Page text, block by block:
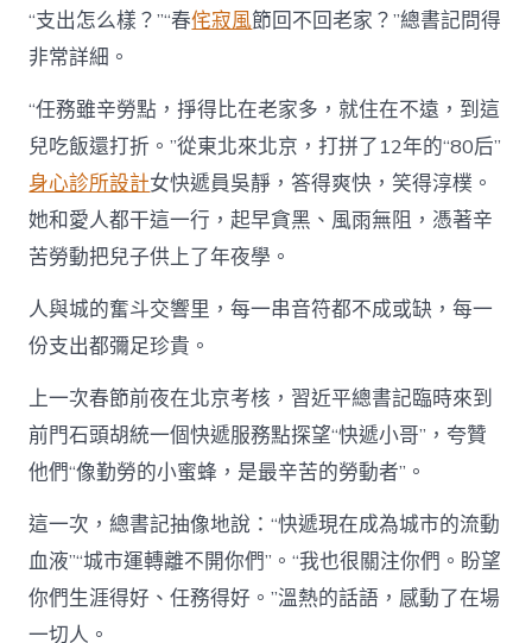
“支出怎么樣？”“春侘寂風節回不回老家？”總書記問得
非常詳細。
“任務雖辛勞點，掙得比在老家多，就住在不遠，到這
兒吃飯還打折。”從東北來北京，打拼了12年的“80后”
身心診所設計女快遞員吳靜，答得爽快，笑得淳樸。
她和愛人都干這一行，起早貪黑、風雨無阻，憑著辛
苦勞動把兒子供上了年夜學。
人與城的奮斗交響里，每一串音符都不成或缺，每一
份支出都彌足珍貴。
上一次春節前夜在北京考核，習近平總書記臨時來到
前門石頭胡統一個快遞服務點探望“快遞小哥”，夸贊
他們“像勤勞的小蜜蜂，是最辛苦的勞動者”。
這一次，總書記抽像地說：“快遞現在成為城市的流動
血液”“城市運轉離不開你們”。“我也很關注你們。盼望
你們生涯得好、任務得好。”溫熱的話語，感動了在場
一切人。